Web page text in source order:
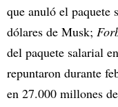
que anuló el paquete
dólares de Musk;
del paquete salarial
repuntaron durante
en 27.000 millones